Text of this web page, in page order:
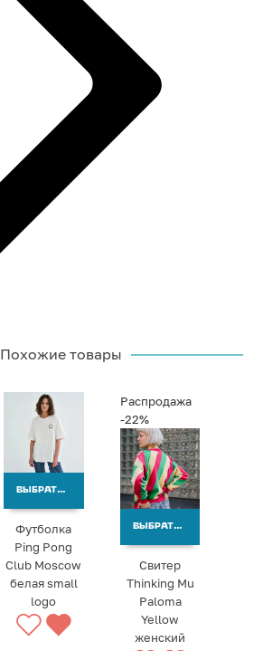
Похожие товары
ВЫБРАТЬ ВАРИАНТЫ
Футболка
Ping Pong
Club Moscow
белая small
logo
Распродажа
-22%
ВЫБРАТЬ ВАРИАНТЫ
Свитер
Thinking Mu
Paloma
Yellow
женский